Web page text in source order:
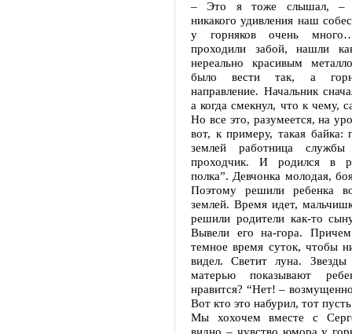
– Это я тоже слышал, –
никакого удивления наш
у горняков очень
проходили забой, нашли
нереально красивым
было вести так, а
направление. Начальник
а когда смекнул, что к чему,
Но все это, разумеется, на
вот, к примеру, такая байка:
землей работница
проходчик. И родился в
полка”. Девчонка молодая,
Поэтому решили ребенка
землей. Время идет,
решили родители как-то
Вывели его на-гора.
темное время суток, чтобы
видел. Светит луна.
матерью показывают
нравится? “Нет! –
Вот кто это набурил, тот
Мы хохочем вместе с
видно – чувство юмора у